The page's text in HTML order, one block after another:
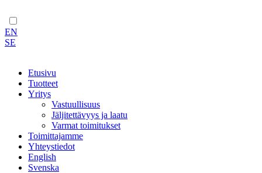
EN
SE
Etusivu
Tuotteet
Yritys
Vastuullisuus
Jäljitettävyys ja laatu
Varmat toimitukset
Toimittajamme
Yhteystiedot
English
Svenska